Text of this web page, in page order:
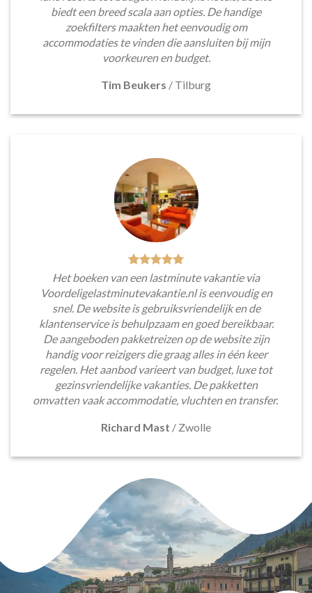
biedt een breed scala aan opties. De handige
zoekfilters maakten het eenvoudig om
accommodaties te vinden die aansluiten bij mijn
voorkeuren en budget.
Tim Beukers / Tilburg
Het boeken van een lastminute vakantie via
Voordeligelastminutevakantie.nl is eenvoudig en
snel. De website is gebruiksvriendelijk en de
klantenservice is behulpzaam en goed bereikbaar.
De aangeboden pakketreizen op de website zijn
handig voor reizigers die graag alles in één keer
regelen. Het aanbod varieert van budget, luxe tot
gezinsvriendelijke vakanties. De pakketten
omvatten vaak accommodatie, vluchten en transfer.
Richard Mast / Zwolle